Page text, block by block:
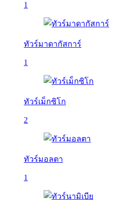
1
ทัวร์มาดากัสการ์
1
ทัวร์เม็กซิโก
2
ทัวร์มอลตา
1